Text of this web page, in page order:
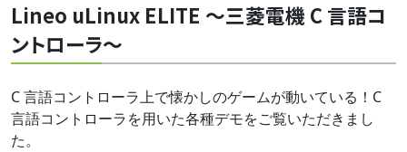
Lineo uLinux ELITE ～三菱電機 C 言語コ
ントローラ～
C 言語コントローラ上で懐かしのゲームが動いている！C
言語コントローラを用いた各種デモをご覧いただきまし
た。